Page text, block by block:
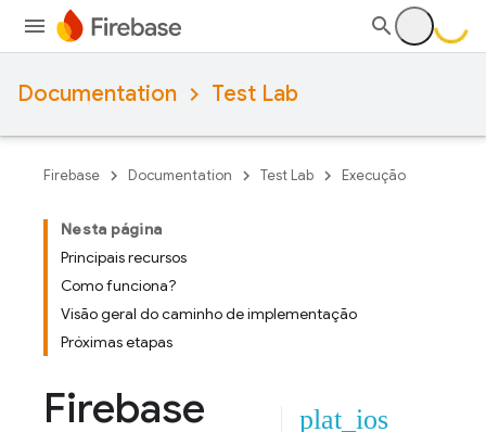
Documentation Test Lab
Firebase Documentation Test Lab Execução
Nesta página
Principais recursos
Como funciona?
Visão geral do caminho de implementação
Próximas etapas
Firebase
plat_ios